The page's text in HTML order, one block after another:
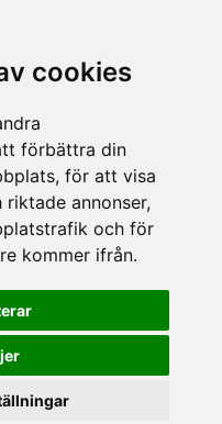
cookies
förbättra din
för att visa
annonser,
och för
kommer ifrån.